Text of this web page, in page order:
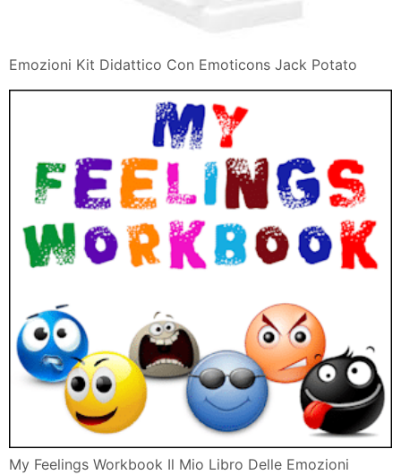
Emozioni Kit Didattico Con Emoticons Jack Potato
My Feelings Workbook Il Mio Libro Delle Emozioni